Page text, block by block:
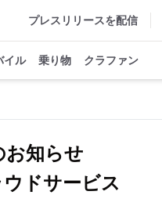
プレスリリースを配信
イル 乗り物 クラファン
お知らせ
ドサービス